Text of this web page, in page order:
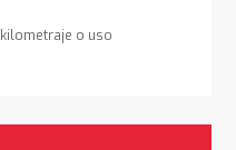
o uso